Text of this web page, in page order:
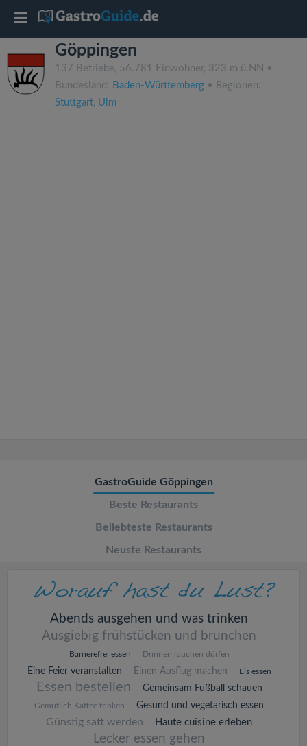
Göppingen
137 Betriebe, 56.781 Einwohner, 323 m ü.NN •
Bundesland: Baden-Württemberg • Regionen:
Stuttgart, Ulm
GastroGuide Göppingen
Beste Restaurants
Beliebteste Restaurants
Neuste Restaurants
Abends ausgehen und was trinken
Ausgiebig frühstücken und brunchen
Barrierefrei essen Drinnen rauchen dürfen
Eine Feier veranstalten Einen Ausflug machen Eis essen
Essen bestellen Gemeinsam Fußball schauen
Gemütlich Kaffee trinken Gesund und vegetarisch essen
Günstig satt werden Haute cuisine erleben
Lecker essen gehen
T
o
n